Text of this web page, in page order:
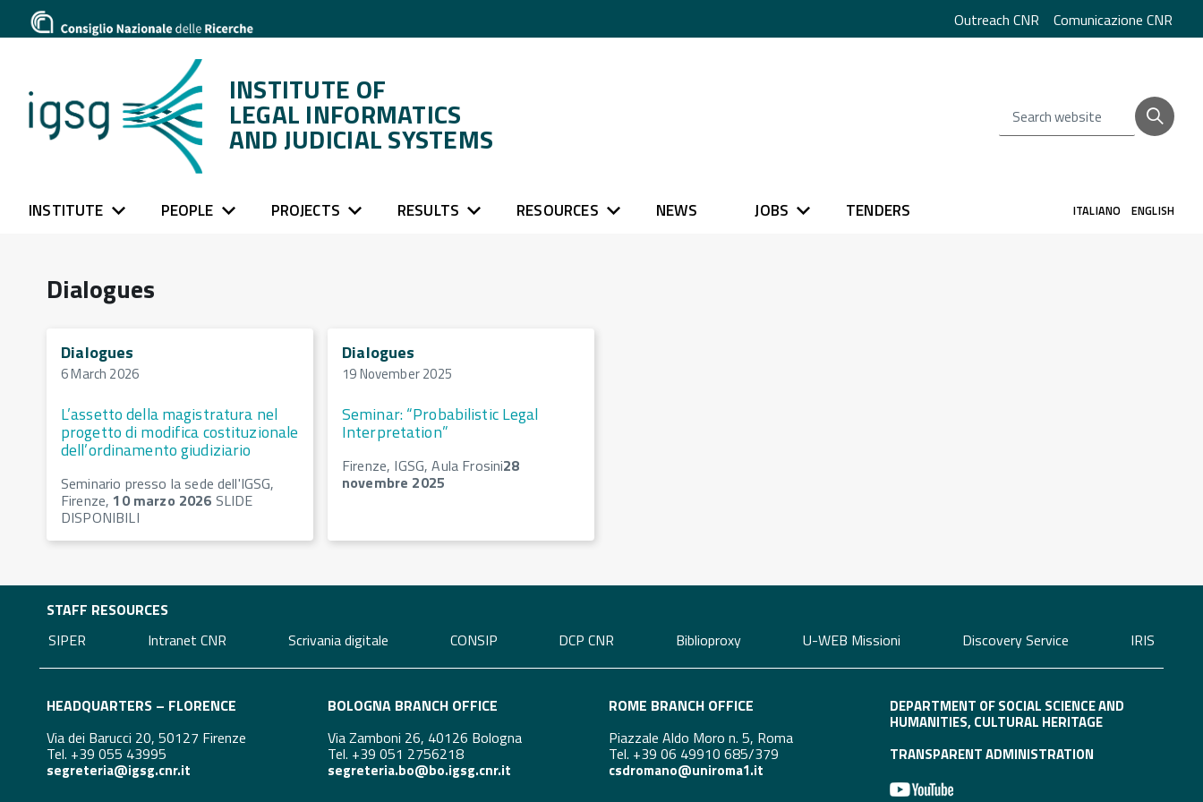
Outreach CNR Comunicazione CNR
INSTITUTE OF
LEGAL INFORMATICS
AND JUDICIAL SYSTEMS
Search website
INSTITUTE PEOPLE PROJECTS RESULTS RESOURCES NEWS JOBS TENDERS ITALIANO ENGLISH
Dialogues
Dialogues
6 March 2026
L’assetto della magistratura nel
progetto di modifica costituzionale
dell’ordinamento giudiziario
Seminario presso la sede dell'IGSG,
Firenze, 10 marzo 2026 SLIDE
DISPONIBILI
Dialogues
19 November 2025
Seminar: “Probabilistic Legal
Interpretation”
Firenze, IGSG, Aula Frosini28
novembre 2025
STAFF RESOURCES
SIPER
Intranet CNR Scrivania digitale CONSIP DCP CNR Biblioproxy U-WEB Missioni Discovery Service IRIS
HEADQUARTERS – FLORENCE
Via dei Barucci 20, 50127 Firenze
Tel. +39 055 43995
segreteria@igsg.cnr.it
BOLOGNA BRANCH OFFICE
Via Zamboni 26, 40126 Bologna
Tel. +39 051 2756218
segreteria.bo@bo.igsg.cnr.it
ROME BRANCH OFFICE
Piazzale Aldo Moro n. 5, Roma
Tel. +39 06 49910 685/379
csdromano@uniroma1.it
DEPARTMENT OF SOCIAL SCIENCE AND
HUMANITIES, CULTURAL HERITAGE
TRANSPARENT ADMINISTRATION